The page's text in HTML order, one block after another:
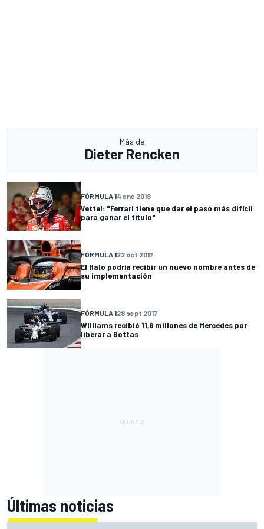
Más de
Dieter Rencken
FÓRMULA 14 ene 2018
Vettel: "Ferrari tiene que dar el paso más difícil
para ganar el título"
FÓRMULA 122 oct 2017
El Halo podría recibir un nuevo nombre antes de
su implementación
FÓRMULA 128 sept 2017
Williams recibió 11,8 millones de Mercedes por
liberar a Bottas
Últimas noticias